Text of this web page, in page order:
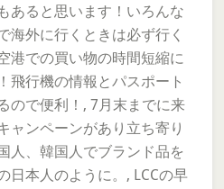
あると思います！いろんな
海外に行くときは必ず行く
港での買い物の時間短縮に
飛行機の情報とパスポート
ので便利！, 7月末までに来
ャンペーンがあり立ち寄り
人、韓国人でブランド品を
日本人のように。, LCCの早